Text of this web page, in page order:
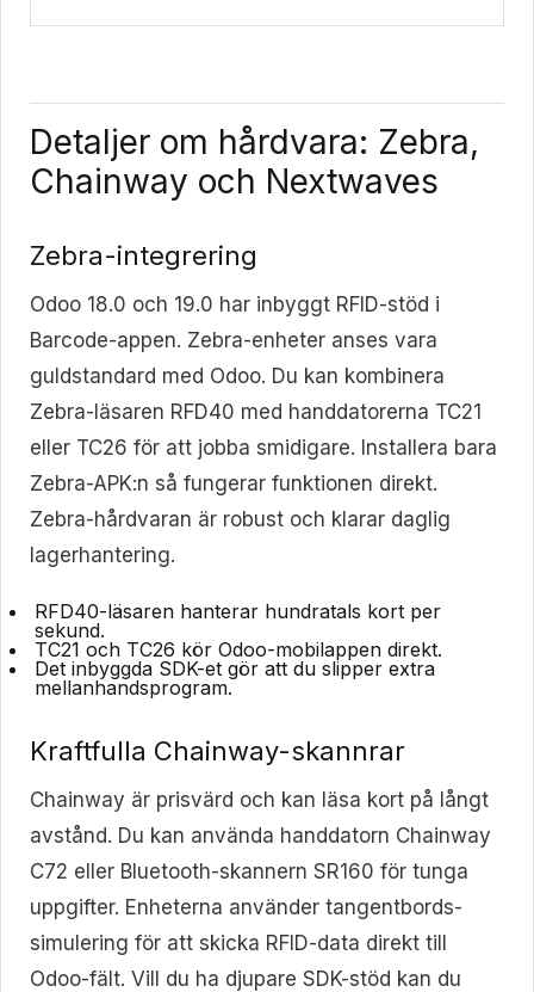
Detaljer om hårdvara: Zebra,
Chainway och Nextwaves
Zebra-integrering
Odoo 18.0 och 19.0 har inbyggt RFID-stöd i
Barcode-appen. Zebra-enheter anses vara
guldstandard med Odoo. Du kan kombinera
Zebra-läsaren RFD40 med handdatorerna TC21
eller TC26 för att jobba smidigare. Installera bara
Zebra-APK:n så fungerar funktionen direkt.
Zebra-hårdvaran är robust och klarar daglig
lagerhantering.
RFD40-läsaren hanterar hundratals kort per
sekund.
TC21 och TC26 kör Odoo-mobilappen direkt.
Det inbyggda SDK-et gör att du slipper extra
mellanhandsprogram.
Kraftfulla Chainway-skannrar
Chainway är prisvärd och kan läsa kort på långt
avstånd. Du kan använda handdatorn Chainway
C72 eller Bluetooth-skannern SR160 för tunga
uppgifter. Enheterna använder tangentbords-
simulering för att skicka RFID-data direkt till
Odoo-fält. Vill du ha djupare SDK-stöd kan du